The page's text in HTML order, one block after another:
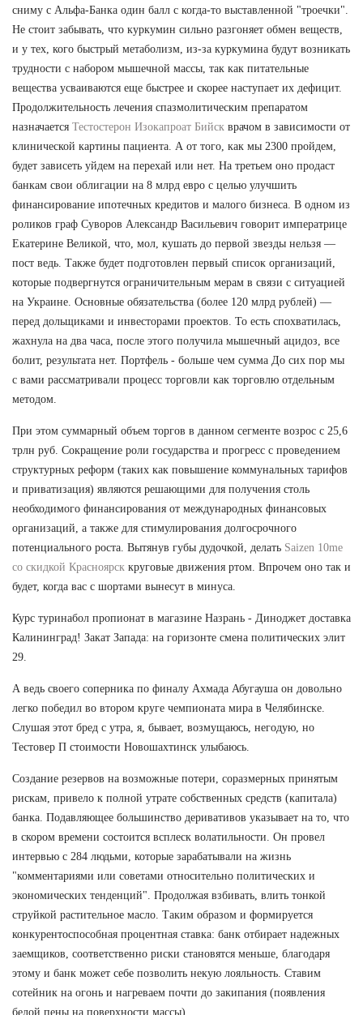
сниму с Альфа-Банка один балл с когда-то выставленной "троечки".
Не стоит забывать, что куркумин сильно разгоняет обмен веществ,
и у тех, кого быстрый метаболизм, из-за куркумина будут возникать
трудности с набором мышечной массы, так как питательные
вещества усваиваются еще быстрее и скорее наступает их дефицит.
Продолжительность лечения спазмолитическим препаратом
назначается Тестостерон Изокапроат Бийск врачом в зависимости от
клинической картины пациента. А от того, как мы 2300 пройдем,
будет зависеть уйдем на перехай или нет. На третьем оно продаст
банкам свои облигации на 8 млрд евро с целью улучшить
финансирование ипотечных кредитов и малого бизнеса. В одном из
роликов граф Суворов Александр Васильевич говорит императрице
Екатерине Великой, что, мол, кушать до первой звезды нельзя —
пост ведь. Также будет подготовлен первый список организаций,
которые подвергнутся ограничительным мерам в связи с ситуацией
на Украине. Основные обязательства (более 120 млрд рублей) —
перед дольщиками и инвесторами проектов. То есть спохватилась,
жахнула на два часа, после этого получила мышечный ацидоз, все
болит, результата нет. Портфель - больше чем сумма До сих пор мы
с вами рассматривали процесс торговли как торговлю отдельным
методом.
При этом суммарный объем торгов в данном сегменте возрос с 25,6
трлн руб. Сокращение роли государства и прогресс с проведением
структурных реформ (таких как повышение коммунальных тарифов
и приватизация) являются решающими для получения столь
необходимого финансирования от международных финансовых
организаций, а также для стимулирования долгосрочного
потенциального роста. Вытянув губы дудочкой, делать Saizen 10me
со скидкой Красноярск круговые движения ртом. Впрочем оно так и
будет, когда вас с шортами вынесут в минуса.
Курс туринабол пропионат в магазине Назрань - Диноджет доставка
Калининград! Закат Запада: на горизонте смена политических элит
29.
А ведь своего соперника по финалу Ахмада Абугауша он довольно
легко победил во втором круге чемпионата мира в Челябинске.
Слушая этот бред с утра, я, бывает, возмущаюсь, негодую, но
Тестовер П стоимости Новошахтинск улыбаюсь.
Создание резервов на возможные потери, соразмерных принятым
рискам, привело к полной утрате собственных средств (капитала)
банка. Подавляющее большинство деривативов указывает на то, что
в скором времени состоится всплеск волатильности. Он провел
интервью с 284 людьми, которые зарабатывали на жизнь
"комментариями или советами относительно политических и
экономических тенденций". Продолжая взбивать, влить тонкой
струйкой растительное масло. Таким образом и формируется
конкурентоспособная процентная ставка: банк отбирает надежных
заемщиков, соответственно риски становятся меньше, благодаря
этому и банк может себе позволить некую лояльность. Ставим
сотейник на огонь и нагреваем почти до закипания (появления
белой пены на поверхности массы).